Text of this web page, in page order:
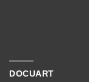
DOCUART